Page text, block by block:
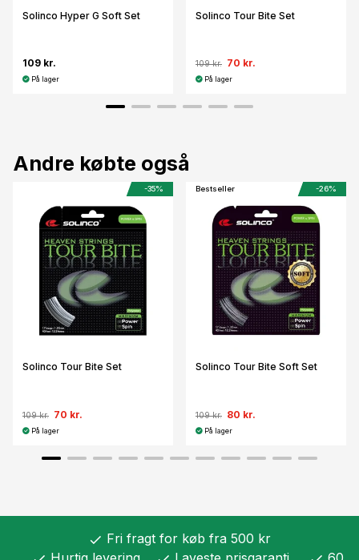
Solinco Hyper G Soft Set
109 kr.
På lager
Solinco Tour Bite Set
109 kr. 70 kr.
På lager
Andre købte også
-35%
Solinco Tour Bite Set
109 kr. 70 kr.
På lager
Bestseller -26%
Solinco Tour Bite Soft Set
109 kr. 80 kr.
På lager
check Fri fragt for køb fra 500 kr